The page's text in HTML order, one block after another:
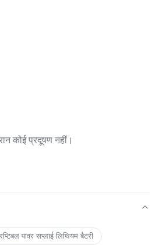
कोई प्रदूषण नहीं।
पावर सप्लाई लिथियम बैटरी